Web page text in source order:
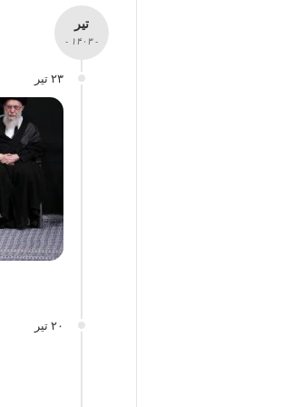
تیر
- ۱۴۰۳ -
۲۳ تیر
۲۰ تیر